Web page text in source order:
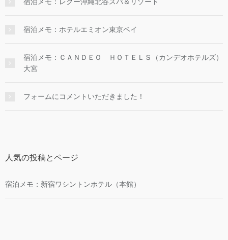
宿泊メモ：ホテルエミオン東京ベイ
宿泊メモ：ＣＡＮＤＥＯ ＨＯＴＥＬＳ（カンデオホテルズ）
大宮
フォームにコメントいただきました！
人気の投稿とページ
宿泊メモ：新宿ワシントンホテル（本館）